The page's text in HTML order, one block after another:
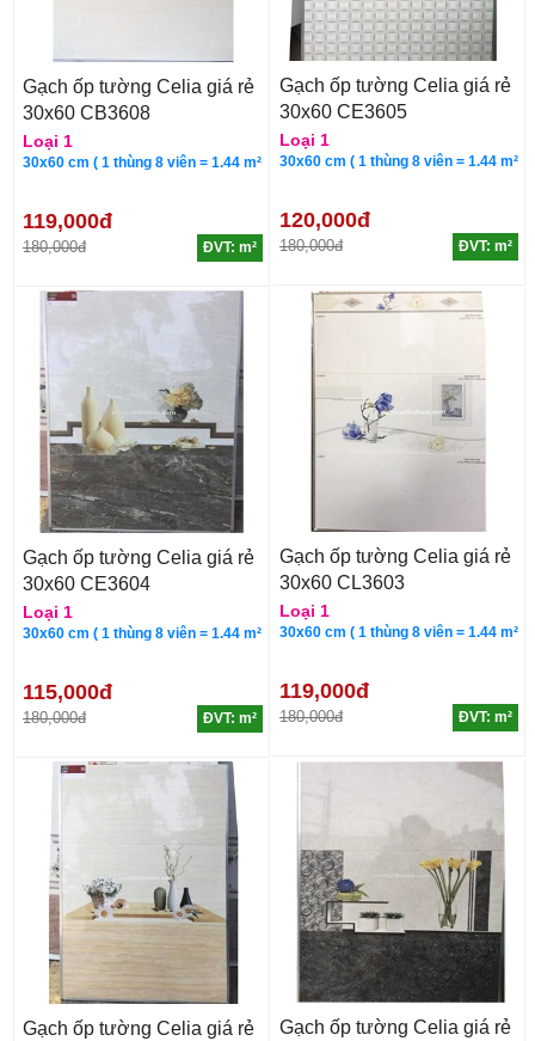
Gạch ốp tường Celia giá rẻ
30x60 CB3608
Loại 1
30x60 cm ( 1 thùng 8 viên = 1.44 m²
119,000đ
180,000đ ĐVT: m²
Gạch ốp tường Celia giá rẻ
30x60 CE3605
Loại 1
30x60 cm ( 1 thùng 8 viên = 1.44 m²
120,000đ
180,000đ ĐVT: m²
Gạch ốp tường Celia giá rẻ
30x60 CE3604
Loại 1
30x60 cm ( 1 thùng 8 viên = 1.44 m²
115,000đ
180,000đ ĐVT: m²
Gạch ốp tường Celia giá rẻ
30x60 CL3603
Loại 1
30x60 cm ( 1 thùng 8 viên = 1.44 m²
119,000đ
180,000đ ĐVT: m²
Gạch ốp tường Celia giá rẻ
Gạch ốp tường Celia giá rẻ